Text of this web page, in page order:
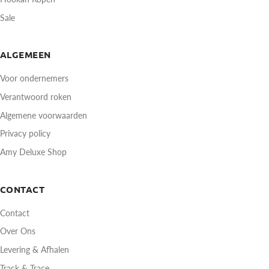
Sale
ALGEMEEN
Voor ondernemers
Verantwoord roken
Algemene voorwaarden
Privacy policy
Amy Deluxe Shop
CONTACT
Contact
Over Ons
Levering & Afhalen